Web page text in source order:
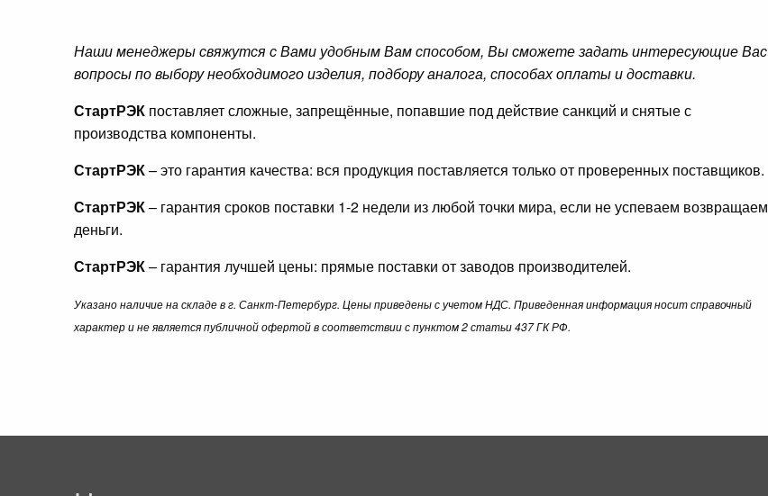
Наши менеджеры свяжутся с Вами удобным Вам способом, Вы сможете задать интересующие Вас
вопросы по выбору необходимого изделия, подбору аналога, способах оплаты и доставки.
СтартРЭК поставляет сложные, запрещённые, попавшие под действие санкций и снятые с
производства компоненты.
СтартРЭК– это гарантия качества: вся продукция поставляется только от проверенных поставщиков.
СтартРЭК– гарантия сроков поставки 1-2 недели из любой точки мира, если не успеваем возвращаем
деньги.
СтартРЭК– гарантия лучшей цены: прямые поставки от заводов производителей.
Указано наличие на складе в г. Санкт-Петербург. Цены приведены с учетом НДС. Приведенная информация носит справочный
характер и не является публичной офертой в соответствии с пунктом 2 статьи 437 ГК РФ.